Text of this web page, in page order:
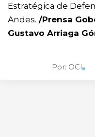
Estratégica de
Andes. /Prensa
Gustavo Arriaga
Por: OCI